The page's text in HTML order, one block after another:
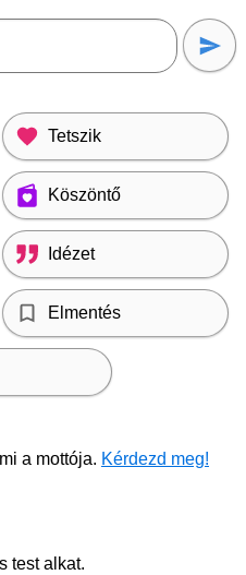
Tetszik
Köszöntő
Idézet
Elmentés
a mottója. Kérdezd meg!
test alkat.